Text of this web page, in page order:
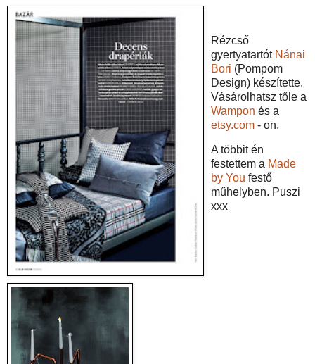
Rézcső
gyertyatartót Nánai
Bori (Pompom
Design) készítette.
Vásárolhatsz tőle a
Wampon és a
etsy.com - on.
A többit én
festettem a Made
by You festő
műhelyben. Puszi
xxx